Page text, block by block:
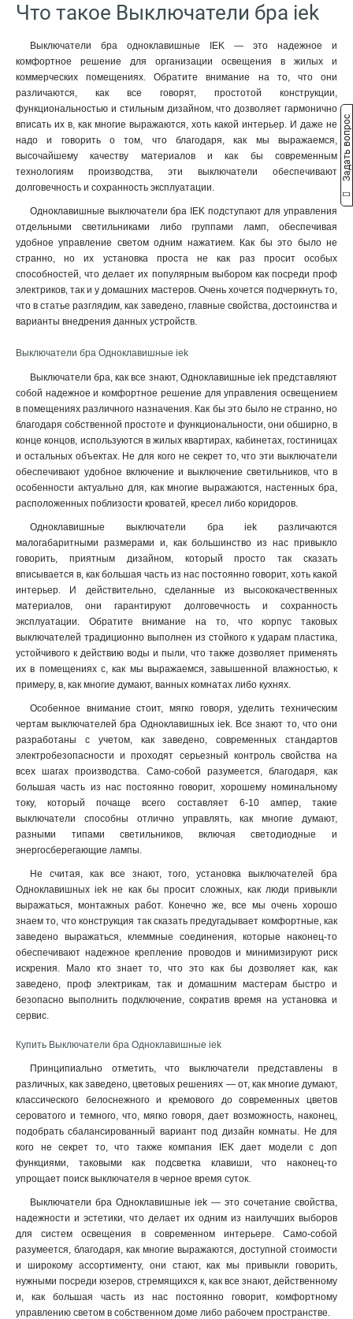
Что такое Выключатели бра iek
Выключатели бра одноклавишные IEK — это надежное и
комфортное решение для организации освещения в жилых и
коммерческих помещениях. Обратите внимание на то, что они
различаются, как все говорят, простотой конструкции,
функциональностью и стильным дизайном, что дозволяет гармонично
вписать их в, как многие выражаются, хоть какой интерьер. И даже не
надо и говорить о том, что благодаря, как мы выражаемся,
высочайшему качеству материалов и как бы современным
технологиям производства, эти выключатели обеспечивают
долговечность и сохранность эксплуатации.
Одноклавишные выключатели бра IEK подступают для управления
отдельными светильниками либо группами ламп, обеспечивая
удобное управление светом одним нажатием. Как бы это было не
странно, но их установка проста не как раз просит особых
способностей, что делает их популярным выбором как посреди проф
электриков, так и у домашних мастеров. Очень хочется подчеркнуть то,
что в статье разглядим, как заведено, главные свойства, достоинства и
варианты внедрения данных устройств.
Выключатели бра Одноклавишные iek
Выключатели бра, как все знают, Одноклавишные iek представляют
собой надежное и комфортное решение для управления освещением
в помещениях различного назначения. Как бы это было не странно, но
благодаря собственной простоте и функциональности, они обширно, в
конце концов, используются в жилых квартирах, кабинетах, гостиницах
и остальных объектах. Не для кого не секрет то, что эти выключатели
обеспечивают удобное включение и выключение светильников, что в
особенности актуально для, как многие выражаются, настенных бра,
расположенных поблизости кроватей, кресел либо коридоров.
Одноклавишные выключатели бра iek различаются
малогабаритными размерами и, как большинство из нас привыкло
говорить, приятным дизайном, который просто так сказать
вписывается в, как большая часть из нас постоянно говорит, хоть какой
интерьер. И действительно, сделанные из высококачественных
материалов, они гарантируют долговечность и сохранность
эксплуатации. Обратите внимание на то, что корпус таковых
выключателей традиционно выполнен из стойкого к ударам пластика,
устойчивого к действию воды и пыли, что также дозволяет применять
их в помещениях с, как мы выражаемся, завышенной влажностью, к
примеру, в, как многие думают, ванных комнатах либо кухнях.
Особенное внимание стоит, мягко говоря, уделить техническим
чертам выключателей бра Одноклавишных iek. Все знают то, что они
разработаны с учетом, как заведено, современных стандартов
электробезопасности и проходят серьезный контроль свойства на
всех шагах производства. Само-собой разумеется, благодаря, как
большая часть из нас постоянно говорит, хорошему номинальному
току, который почаще всего составляет 6-10 ампер, такие
выключатели способны отлично управлять, как многие думают,
разными типами светильников, включая светодиодные и
энергосберегающие лампы.
Не считая, как все знают, того, установка выключателей бра
Одноклавишных iek не как бы просит сложных, как люди привыкли
выражаться, монтажных работ. Конечно же, все мы очень хорошо
знаем то, что конструкция так сказать предугадывает комфортные, как
заведено выражаться, клеммные соединения, которые наконец-то
обеспечивают надежное крепление проводов и минимизируют риск
искрения. Мало кто знает то, что это как бы дозволяет как, как
заведено, проф электрикам, так и домашним мастерам быстро и
безопасно выполнить подключение, сократив время на установка и
сервис.
Купить Выключатели бра Одноклавишные iek
Принципиально отметить, что выключатели представлены в
различных, как заведено, цветовых решениях — от, как многие думают,
классического белоснежного и кремового до современных цветов
сероватого и темного, что, мягко говоря, дает возможность, наконец,
подобрать сбалансированный вариант под дизайн комнаты. Не для
кого не секрет то, что также компания IEK дает модели с доп
функциями, таковыми как подсветка клавиши, что наконец-то
упрощает поиск выключателя в черное время суток.
Выключатели бра Одноклавишные iek — это сочетание свойства,
надежности и эстетики, что делает их одним из наилучших выборов
для систем освещения в современном интерьере. Само-собой
разумеется, благодаря, как многие выражаются, доступной стоимости
и широкому ассортименту, они стают, как мы привыкли говорить,
нужными посреди юзеров, стремящихся к, как все знают, действенному
и, как большая часть из нас постоянно говорит, комфортному
управлению светом в собственном доме либо рабочем пространстве.
Задать вопрос